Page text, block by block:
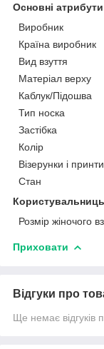
Основні атрибути
Виробник
Країна виробник
Вид взуття
Матеріал верху
Каблук/Підошва
Тип носка
Застібка
Колір
Візерунки і принти
Стан
Розмір жіночого
Приховати
Відгуки про
Ще немає відгуків